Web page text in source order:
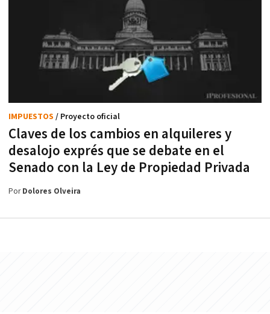
Claves de los cambios en alquileres y
desalojo exprés que se debate en el
Senado con la Ley de Propiedad Privada
IMPUESTOS / Proyecto oficial
PorDolores Olveira